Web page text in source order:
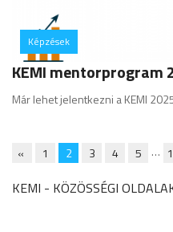
Képzések
hozzászólás
KEMI mentorprogram
Már lehet jelentkezni a KEMI
« 1 2 3 4 5 …
KEMI - KÖZÖSSÉGI